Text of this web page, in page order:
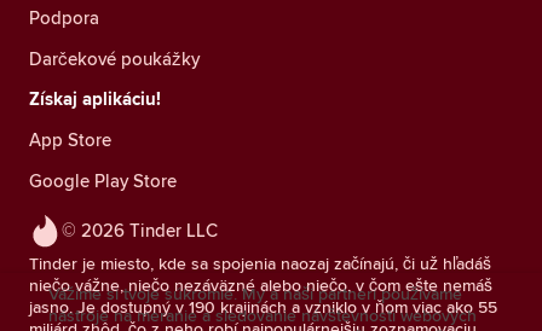
© 2026 Tinder LLC
Tinder je miesto, kde sa spojenia naozaj začínajú, či už hľadáš
niečo vážne, niečo nezáväzné alebo niečo, v čom ešte nemáš
jasno. Je dostupný v 190 krajinách a vzniklo v ňom viac ako 55
Podpora
Darčekové poukážky
Získaj aplikáciu!
App Store
Google Play Store
Vážime si tvoje súkromie. My a naši partneri používame
nástroje na meranie a sledovanie návštevnosti webových